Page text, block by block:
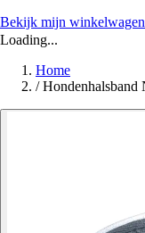
Bekijk mijn winkelwagen
Loading...
Home
/ Hondenhalsband